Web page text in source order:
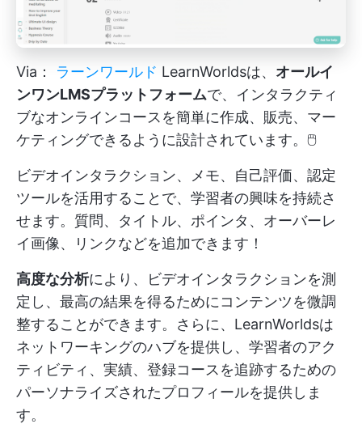
Via： ラーンワールド LearnWorldsは、 オールイ
ンワンLMSプラットフォームで、インタラクティ
ブなオンラインコースを簡単に作成、販売、マー
ケティングできるように設計されています。🖱️
ビデオインタラクション、メモ、自己評価、認定
ツールを活用することで、学習者の興味を持続さ
せます。質問、タイトル、ポインタ、オーバーレ
イ画像、リンクなどを追加できます！
高度な分析により、ビデオインタラクションを測
定し、最高の結果を得るためにコンテンツを微調
整することができます。さらに、LearnWorldsは
ネットワーキングのハブを提供し、学習者のアク
ティビティ、実績、登録コースを追跡するための
パーソナライズされたプロフィールを提供しま
す。